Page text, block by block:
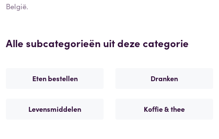
België.
Alle subcategorieën uit deze categorie
Eten bestellen Dranken
Levensmiddelen Koffie & thee